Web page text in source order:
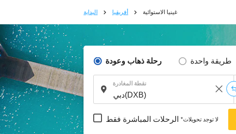
البداية أفريقيا غينيا الاستوائية
رحلة ذهاب وعودة طريقة واحدة
نقطة المغادرة
الرحلات المباشرة فقط *لا توجد تحويلات